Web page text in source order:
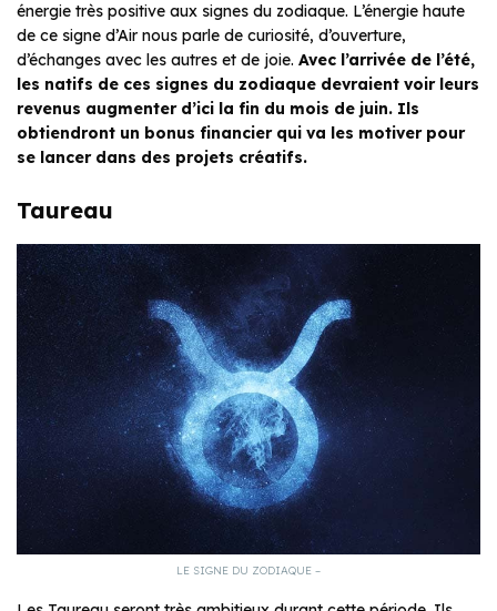
énergie très positive aux signes du zodiaque. L’énergie haute
de ce signe d’Air nous parle de curiosité, d’ouverture,
d’échanges avec les autres et de joie. Avec l’arrivée de l’été,
les natifs de ces signes du zodiaque devraient voir leurs
revenus augmenter d’ici la fin du mois de juin. Ils
obtiendront un bonus financier qui va les motiver pour
se lancer dans des projets créatifs.
Taureau
LE SIGNE DU ZODIAQUE –